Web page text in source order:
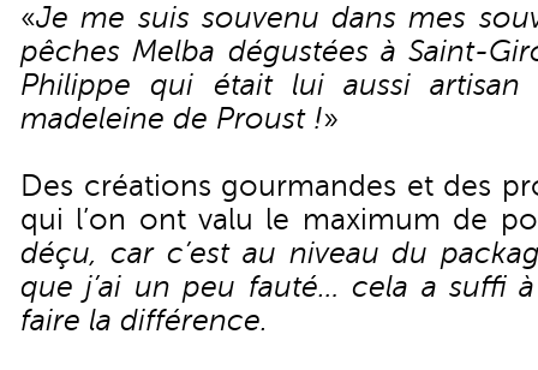
«Je me suis souvenu dans mes
pêches Melba dégustées à Saint-
Philippe qui était lui aussi artisan
madeleine de Proust !»
Des créations gourmandes et des
qui l’on ont valu le maximum de
déçu, car c’est au niveau du
que j’ai un peu fauté… cela a suffi
faire la différence.